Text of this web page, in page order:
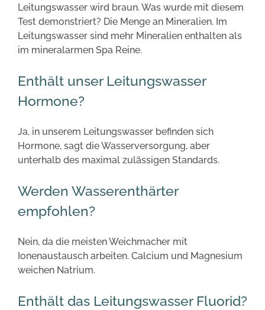
Leitungswasser wird braun. Was wurde mit diesem
Test demonstriert? Die Menge an Mineralien. Im
Leitungswasser sind mehr Mineralien enthalten als
im mineralarmen Spa Reine.
Enthält unser Leitungswasser
Hormone?
Ja, in unserem Leitungswasser befinden sich
Hormone, sagt die Wasserversorgung, aber
unterhalb des maximal zulässigen Standards.
Werden Wasserenthärter
empfohlen?
Nein, da die meisten Weichmacher mit
Ionenaustausch arbeiten. Calcium und Magnesium
weichen Natrium.
Enthält das Leitungswasser Fluorid?